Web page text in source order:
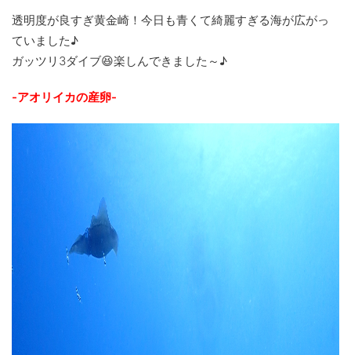
透明度が良すぎ黄金崎！今日も青くて綺麗すぎる海が広がっ
ていました♪
ガッツリ3ダイブ😆楽しんできました～♪
-アオリイカの産卵-